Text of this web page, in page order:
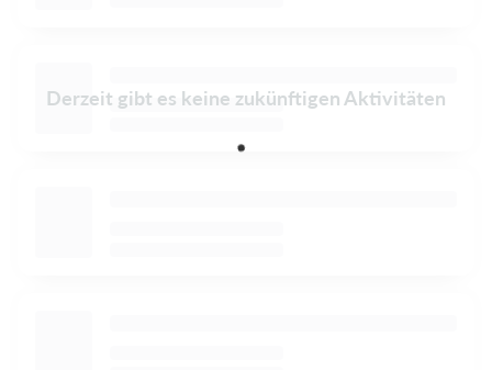
Derzeit gibt es keine zukünftigen Aktivitäten